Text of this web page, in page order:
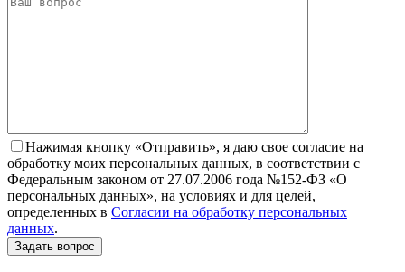
Нажимая кнопку «Отправить», я даю свое согласие на
обработку моих персональных данных, в соответствии с
Федеральным законом от 27.07.2006 года №152-ФЗ «О
персональных данных», на условиях и для целей,
определенных в Согласии на обработку персональных
данных.